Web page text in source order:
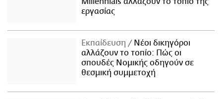
εργασίας
Εκπαίδευση
Νέοι δικηγόροι
αλλάζουν το τοπίο: Πώς οι
σπουδές Νομικής οδηγούν σε
θεσμική συμμετοχή